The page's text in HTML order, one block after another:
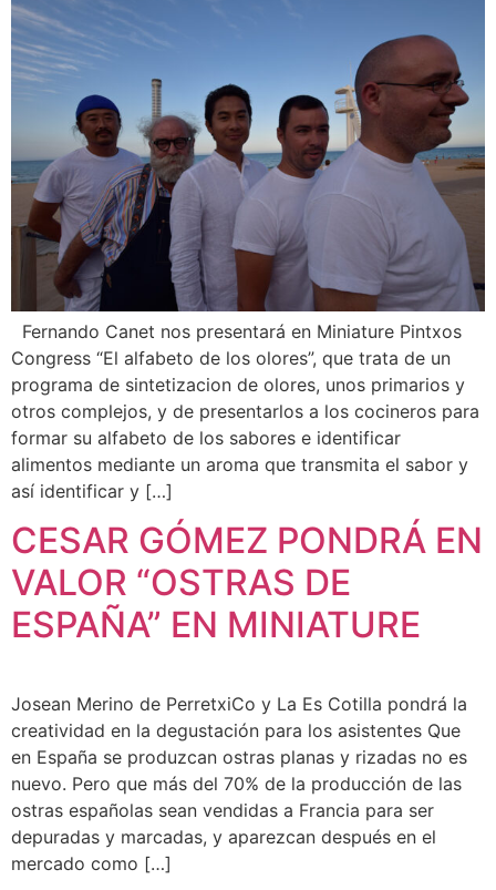
Fernando Canet nos presentará en Miniature Pintxos
Congress “El alfabeto de los olores”, que trata de un
programa de sintetizacion de olores, unos primarios y
otros complejos, y de presentarlos a los cocineros para
formar su alfabeto de los sabores e identificar
alimentos mediante un aroma que transmita el sabor y
así identificar y […]
CESAR GÓMEZ PONDRÁ EN
VALOR “OSTRAS DE
ESPAÑA” EN MINIATURE
Josean Merino de PerretxiCo y La Es Cotilla pondrá la
creatividad en la degustación para los asistentes Que
en España se produzcan ostras planas y rizadas no es
nuevo. Pero que más del 70% de la producción de las
ostras españolas sean vendidas a Francia para ser
depuradas y marcadas, y aparezcan después en el
mercado como […]